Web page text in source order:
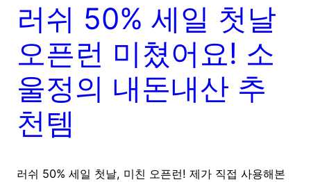
러쉬 50% 세일 첫날
오픈런 미쳤어요! 소
울정의 내돈내산 추
천템
러쉬 50% 세일 첫날, 미친 오픈런! 제가 직접 사용해본